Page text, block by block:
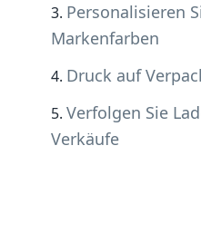
Personalisieren
Markenfarben
Druck auf
Verfolgen Sie
Verkäufe